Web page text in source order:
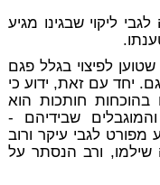
ליקוי שבגינו מגיע
לפיצוי בגלל פגם
יחד עם זאת, ידוע כי
חותכות הוא
שבידיהם -
לגבי עיקר ורוב
שילמו, ורב הנסתר על